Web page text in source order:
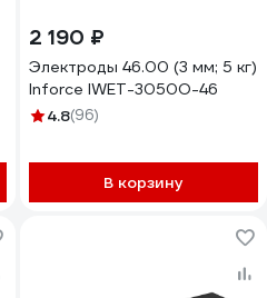
2 190 ₽
Электроды 46.00 (3 мм; 5 кг)
Inforce IWET-3050O-46
4.8(96)
В корзину